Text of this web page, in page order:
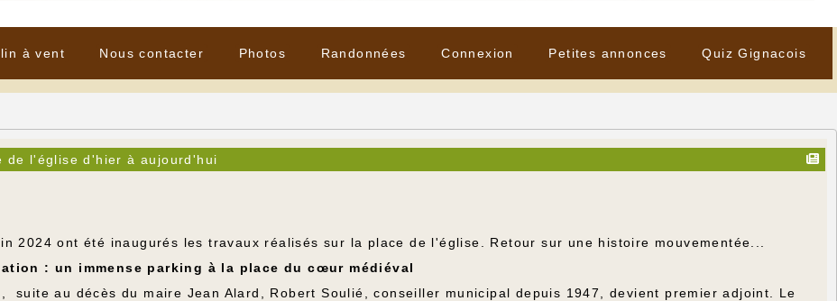
à vent Nous contacter Photos Randonnées Connexion Petites annonces Quiz Gignacois
de l'église d'hier à aujourd'hui
2024 ont été inaugurés les travaux réalisés sur la place de l'église. Retour sur une histoire mouvementée...
: un immense parking à la place du cœur médiéval
suite au décès du maire Jean Alard, Robert Soulié, conseiller municipal depuis 1947, devient premier adjoint. Le